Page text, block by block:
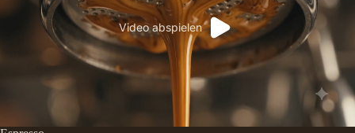
Video abspielen